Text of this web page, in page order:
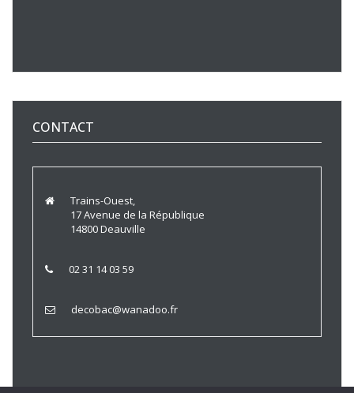
CONTACT
Trains-Ouest,
17 Avenue de la République
14800 Deauville
02 31 14 03 59
decobac@wanadoo.fr